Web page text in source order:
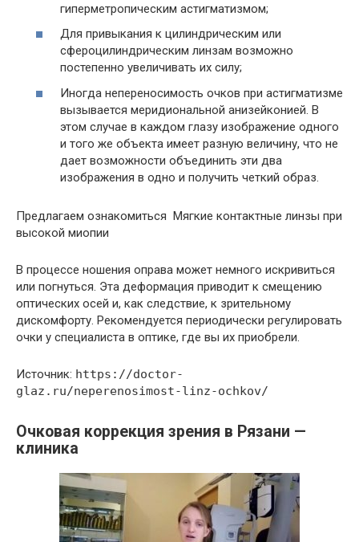
гиперметропическим астигматизмом;
Для привыкания к цилиндрическим или
сфероцилиндрическим линзам возможно
постепенно увеличивать их силу;
Иногда непереносимость очков при астигматизме
вызывается меридиональной анизейконией. В
этом случае в каждом глазу изображение одного
и того же объекта имеет разную величину, что не
дает возможности объединить эти два
изображения в одно и получить четкий образ.
Предлагаем ознакомиться Мягкие контактные линзы при
высокой миопии
В процессе ношения оправа может немного искривиться
или погнуться. Эта деформация приводит к смещению
оптических осей и, как следствие, к зрительному
дискомфорту. Рекомендуется периодически регулировать
очки у специалиста в оптике, где вы их приобрели.
Источник: https://doctor-
glaz.ru/neperenosimost-linz-ochkov/
Очковая коррекция зрения в Рязани —
клиника